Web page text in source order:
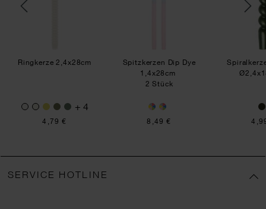
Ringkerze 2,4x28cm
+ 4
4,79 €
Spitzkerzen Dip Dye
1,4x28cm
2 Stück
8,49 €
SERVICE HOTLINE